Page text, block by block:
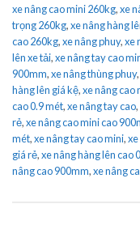
xe nâng cao mini 260kg,xe
trọng 260kg,xe nâng hàng
cao 260kg,xe nâng phuy,xe
lên xe tải,xe nâng tay cao
900mm,xe nâng thùng phuy,
hàng lên giá kệ,xe nâng cao
cao 0.9 mét,xe nâng tay cao,
rẻ,xe nâng cao mini cao
mét,xe nâng tay cao mini,
giá rẻ,xe nâng hàng lên cao
nâng cao 900mm,xe nâng